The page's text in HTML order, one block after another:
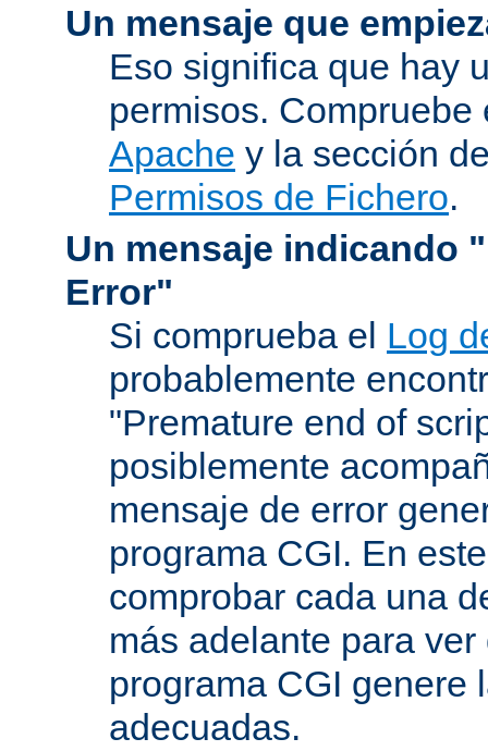
Un mensaje que
Eso significa que hay
permisos.
Apache y la sección
Permisos de Fichero.
Un mensaje indicando
Error"
Si comprueba el Log
probablemente
"Premature end of
posiblemente
mensaje de error
programa CGI. En
comprobar cada una
más adelante para
programa CGI genere
adecuadas.